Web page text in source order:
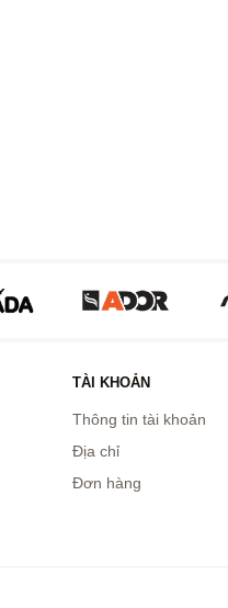
TÀI KHOẢN
Thông tin tài khoản
Địa chỉ
Đơn hàng